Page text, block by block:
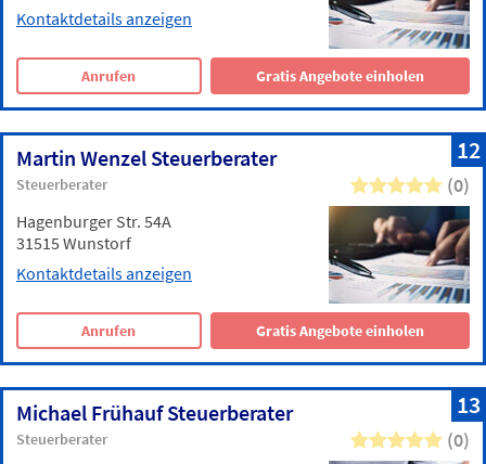
Kontaktdetails anzeigen
Anrufen Gratis Angebote einholen
12
Martin Wenzel Steuerberater
Steuerberater (0)
Hagenburger Str. 54A
31515 Wunstorf
Kontaktdetails anzeigen
Anrufen Gratis Angebote einholen
13
Michael Frühauf Steuerberater
Steuerberater (0)